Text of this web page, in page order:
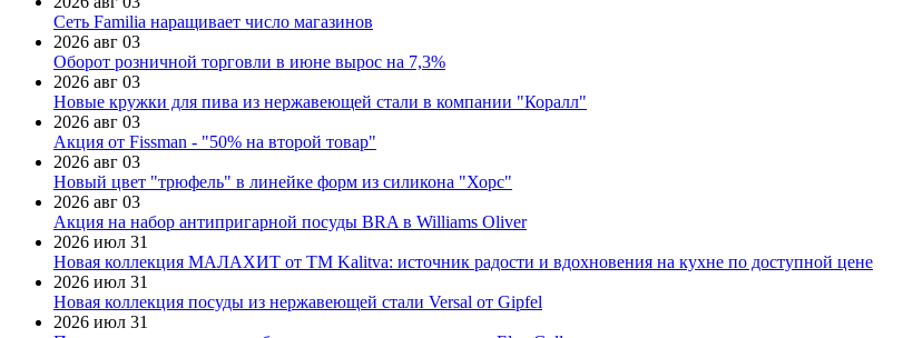
Сеть Familia наращивает число магазинов
2026 авг 03
Оборот розничной торговли в июне вырос на 7,3%
2026 авг 03
Новые кружки для пива из нержавеющей стали в компании "Коралл"
2026 авг 03
Акция от Fissman - "50% на второй товар"
2026 авг 03
Новый цвет "трюфель" в линейке форм из силикона "Хорс"
2026 авг 03
Акция на набор антипригарной посуды BRA в Williams Oliver
2026 июл 31
Новая коллекция МАЛАХИТ от ТМ Kalitva: источник радости и вдохновения на кухне по доступной цене
2026 июл 31
Новая коллекция посуды из нержавеющей стали Versal от Gipfel
2026 июл 31